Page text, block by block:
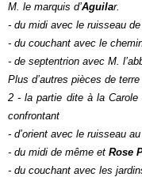
M. le marquis d’Aguilar.
- du midi avec le ruisseau
- du couchant avec le
- de septentrion avec M.
Plus d’autres pièces de
2 - la partie dite à la Carole
confrontant
- d’orient avec le ruisseau
- du midi de même et Rose
- du couchant avec les